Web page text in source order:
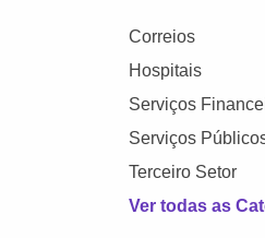
Correios
Hospitais
Serviços
Serviços
Terceiro Setor
Ver todas as